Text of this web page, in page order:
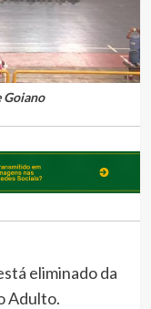
Goiano
eliminado da
Adulto.